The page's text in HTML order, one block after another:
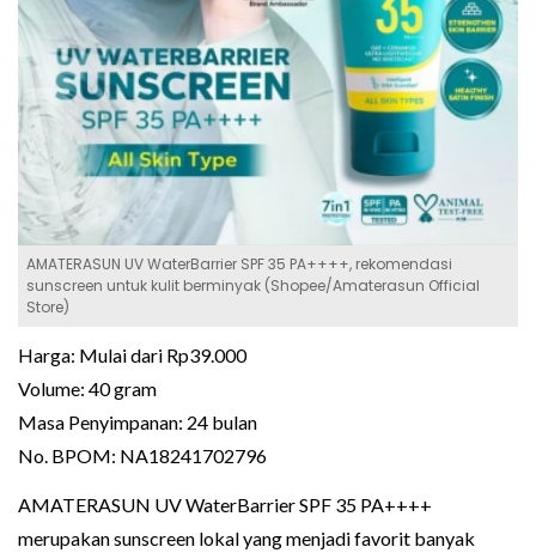
AMATERASUN UV WaterBarrier SPF 35 PA++++, rekomendasi
sunscreen untuk kulit berminyak (Shopee/Amaterasun Official
Store)
Harga: Mulai dari Rp39.000
Volume: 40 gram
Masa Penyimpanan: 24 bulan
No. BPOM: NA18241702796
AMATERASUN UV WaterBarrier SPF 35 PA++++
merupakan sunscreen lokal yang menjadi favorit banyak